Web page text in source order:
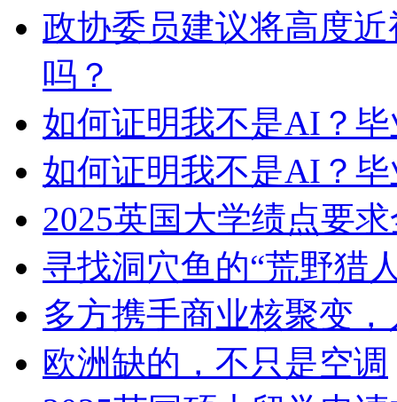
政协委员建议将高度
吗？
如何证明我不是AI？
如何证明我不是AI？
2025英国大学绩点要
寻找洞穴鱼的“荒野猎
多方携手商业核聚变
欧洲缺的，不只是空调